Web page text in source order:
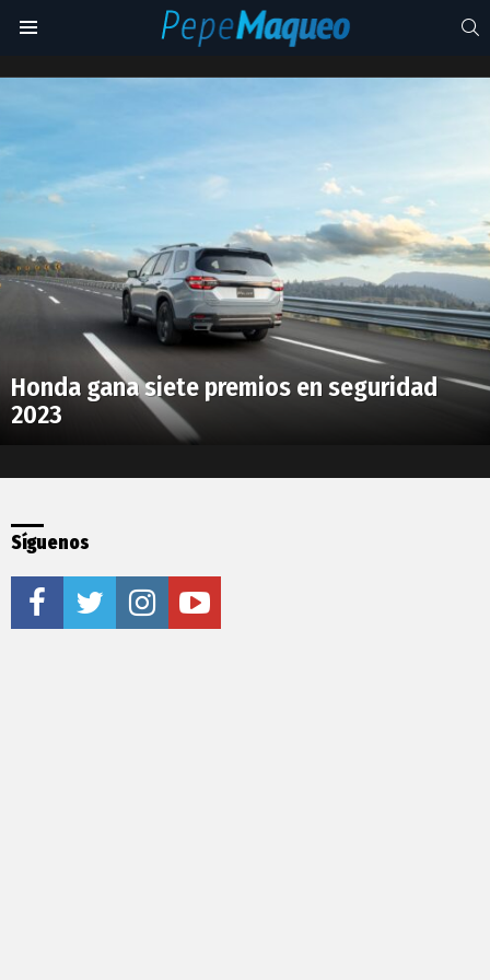
Pilot
2023
stories
Honda gana siete premios en seguridad
2023
Síguenos
facebooktwitter instagramyoutube